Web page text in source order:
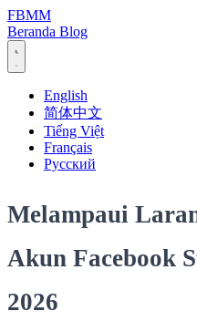
FBMM
Beranda Blog
English
简体中文
Tiếng Việt
Français
Русский
Melampaui
Akun Facebook
2026